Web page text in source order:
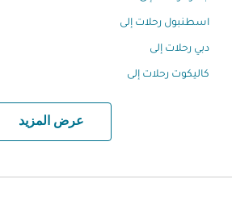
اسطنبول رحلات إلى
دبي رحلات إلى
كاليكوت رحلات إلى
عرض المزيد